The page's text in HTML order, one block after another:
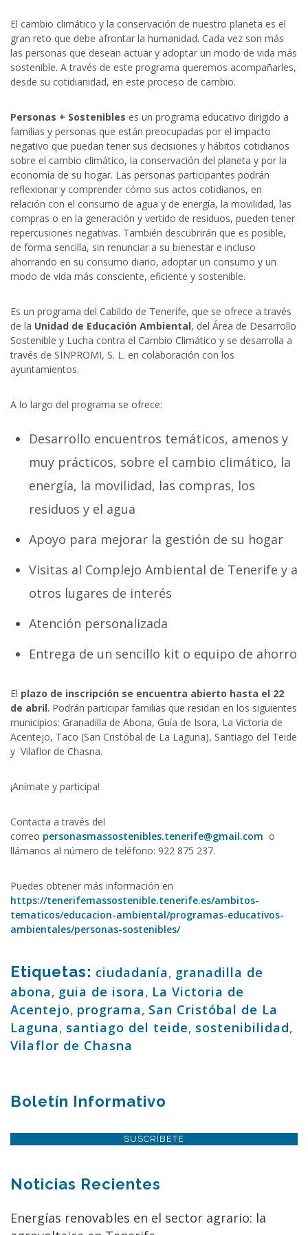
El cambio climático y la conservación de nuestro planeta es el
gran reto que debe afrontar la humanidad. Cada vez son más
las personas que desean actuar y adoptar un modo de vida más
sostenible. A través de este programa queremos acompañarles,
desde su cotidianidad, en este proceso de cambio.
Personas + Sostenibles es un programa educativo dirigido a
familias y personas que están preocupadas por el impacto
negativo que puedan tener sus decisiones y hábitos cotidianos
sobre el cambio climático, la conservación del planeta y por la
economía de su hogar. Las personas participantes podrán
reflexionar y comprender cómo sus actos cotidianos, en
relación con el consumo de agua y de energía, la movilidad, las
compras o en la generación y vertido de residuos, pueden tener
repercusiones negativas. También descubrirán que es posible,
de forma sencilla, sin renunciar a su bienestar e incluso
ahorrando en su consumo diario, adoptar un consumo y un
modo de vida más consciente, eficiente y sostenible.
Es un programa del Cabildo de Tenerife, que se ofrece a través
de la Unidad de Educación Ambiental, del Área de Desarrollo
Sostenible y Lucha contra el Cambio Climático y se desarrolla a
través de SINPROMI, S. L. en colaboración con los
ayuntamientos.
A lo largo del programa se ofrece:
Desarrollo encuentros temáticos, amenos y
muy prácticos, sobre el cambio climático, la
energía, la movilidad, las compras, los
residuos y el agua
Apoyo para mejorar la gestión de su hogar
Visitas al Complejo Ambiental de Tenerife y a
otros lugares de interés
Atención personalizada
Entrega de un sencillo kit o equipo de ahorro
El plazo de inscripción se encuentra abierto hasta el 22
de abril. Podrán participar familias que residan en los siguientes
municipios: Granadilla de Abona, Guía de Isora, La Victoria de
Acentejo, Taco (San Cristóbal de La Laguna), Santiago del Teide
y Vilaflor de Chasna.
¡Anímate y participa!
Contacta a través del
correo personasmassostenibles.tenerife@gmail.com o
llámanos al número de teléfono: 922 875 237.
Puedes obtener más información en
https://tenerifemassostenible.tenerife.es/ambitos-
tematicos/educacion-ambiental/programas-educativos-
ambientales/personas-sostenibles/
Etiquetas: ciudadanía, granadilla de
abona, guia de isora, La Victoria de
Acentejo, programa, San Cristóbal de La
Laguna, santiago del teide, sostenibilidad,
Vilaflor de Chasna
Boletín Informativo
SUSCRÍBETE
Noticias Recientes
Energías renovables en el sector agrario: la